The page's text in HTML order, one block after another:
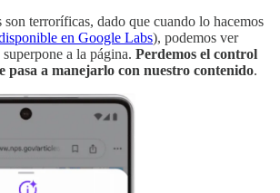
son terroríficas, dado que cuando lo hacemos
en Google Labs), podemos ver
a la página. Perdemos el control
pasa a manejarlo con nuestro contenido.